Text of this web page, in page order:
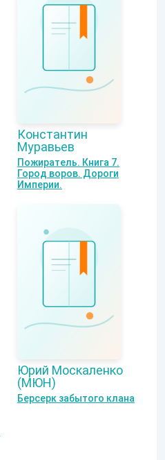
Константин
Муравьев
Пожиратель. Книга 7.
Город воров. Дороги
Империи.
Юрий Москаленко
(МЮН)
Берсерк забытого клана